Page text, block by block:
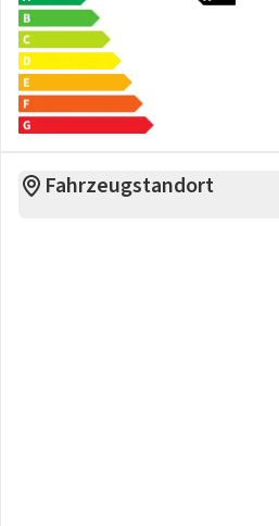
Nichtraucherfahrzeug
-Sonstiges: Metallic, Alufelgen,
Lenkradheizung, Windschott,
Sonderausstattungen
- (0N5) Vierradlenkung
- (1G8) Reifen-Reparaturkit
- (1N3) Servolenkung Plus
Fahrzeugstandort